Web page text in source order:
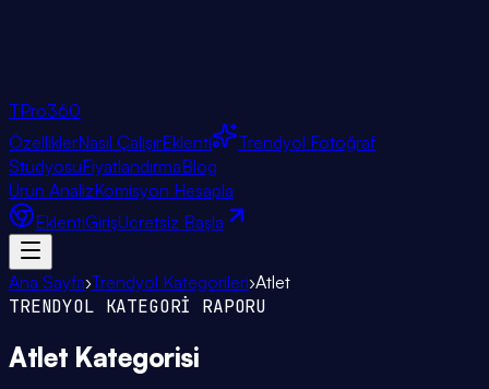
TPro360
ÖzelliklerNasıl ÇalışırEklenti
Trendyol Fotoğraf
StüdyosuFiyatlandırmaBlog
Ürün AnalizKomisyon Hesapla
EklentiGirişÜcretsiz Başla
Ana Sayfa›Trendyol Kategorileri›Atlet
TRENDYOL KATEGORİ RAPORU
Atlet Kategorisi